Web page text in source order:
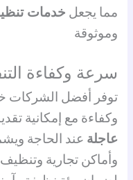
مما يجعل خدمات
وموثوقة
سرعة وكفاءة
توفر أفضل
وكفاءة مع إمكانية
عاجلة عند الحاجة
وأماكن تجارية